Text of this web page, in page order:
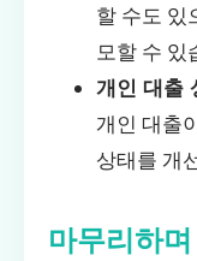
할 수도 있
모할 수 있
개인 대출
개인 대출
상태를 개
마무리하며